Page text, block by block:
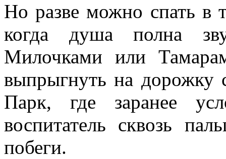
Но разве можно спать в
когда душа полна
Милочками или
выпрыгнуть на дорожку
Парк, где заранее
воспитатель сквозь
побеги.